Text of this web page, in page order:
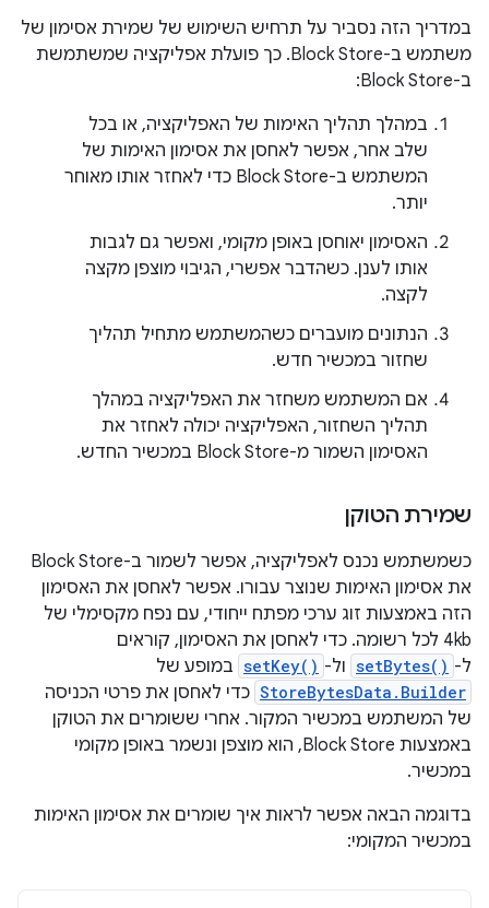
במדריך הזה נסביר על תרחיש השימוש של שמירת אסימון של
משתמש ב-Block Store. כך פועלת אפליקציה שמשתמשת
ב-Block Store:
במהלך תהליך האימות של האפליקציה, או בכל
שלב אחר, אפשר לאחסן את אסימון האימות של
המשתמש ב-Block Store כדי לאחזר אותו מאוחר
יותר.
האסימון יאוחסן באופן מקומי, ואפשר גם לגבות
אותו לענן. כשהדבר אפשרי, הגיבוי מוצפן מקצה
לקצה.
הנתונים מועברים כשהמשתמש מתחיל תהליך
שחזור במכשיר חדש.
אם המשתמש משחזר את האפליקציה במהלך
תהליך השחזור, האפליקציה יכולה לאחזר את
האסימון השמור מ-Block Store במכשיר החדש.
שמירת הטוקן
כשמשתמש נכנס לאפליקציה, אפשר לשמור ב-Block Store
את אסימון האימות שנוצר עבורו. אפשר לאחסן את האסימון
הזה באמצעות זוג ערכי מפתח ייחודי, עם נפח מקסימלי של
4kb לכל רשומה. כדי לאחסן את האסימון, קוראים
ל- setBytes() ול- setKey() במופע של
StoreBytesData.Builder כדי לאחסן את פרטי הכניסה
של המשתמש במכשיר המקור. אחרי ששומרים את הטוקן
באמצעות Block Store, הוא מוצפן ונשמר באופן מקומי
במכשיר.
בדוגמה הבאה אפשר לראות איך שומרים את אסימון האימות
במכשיר המקומי: